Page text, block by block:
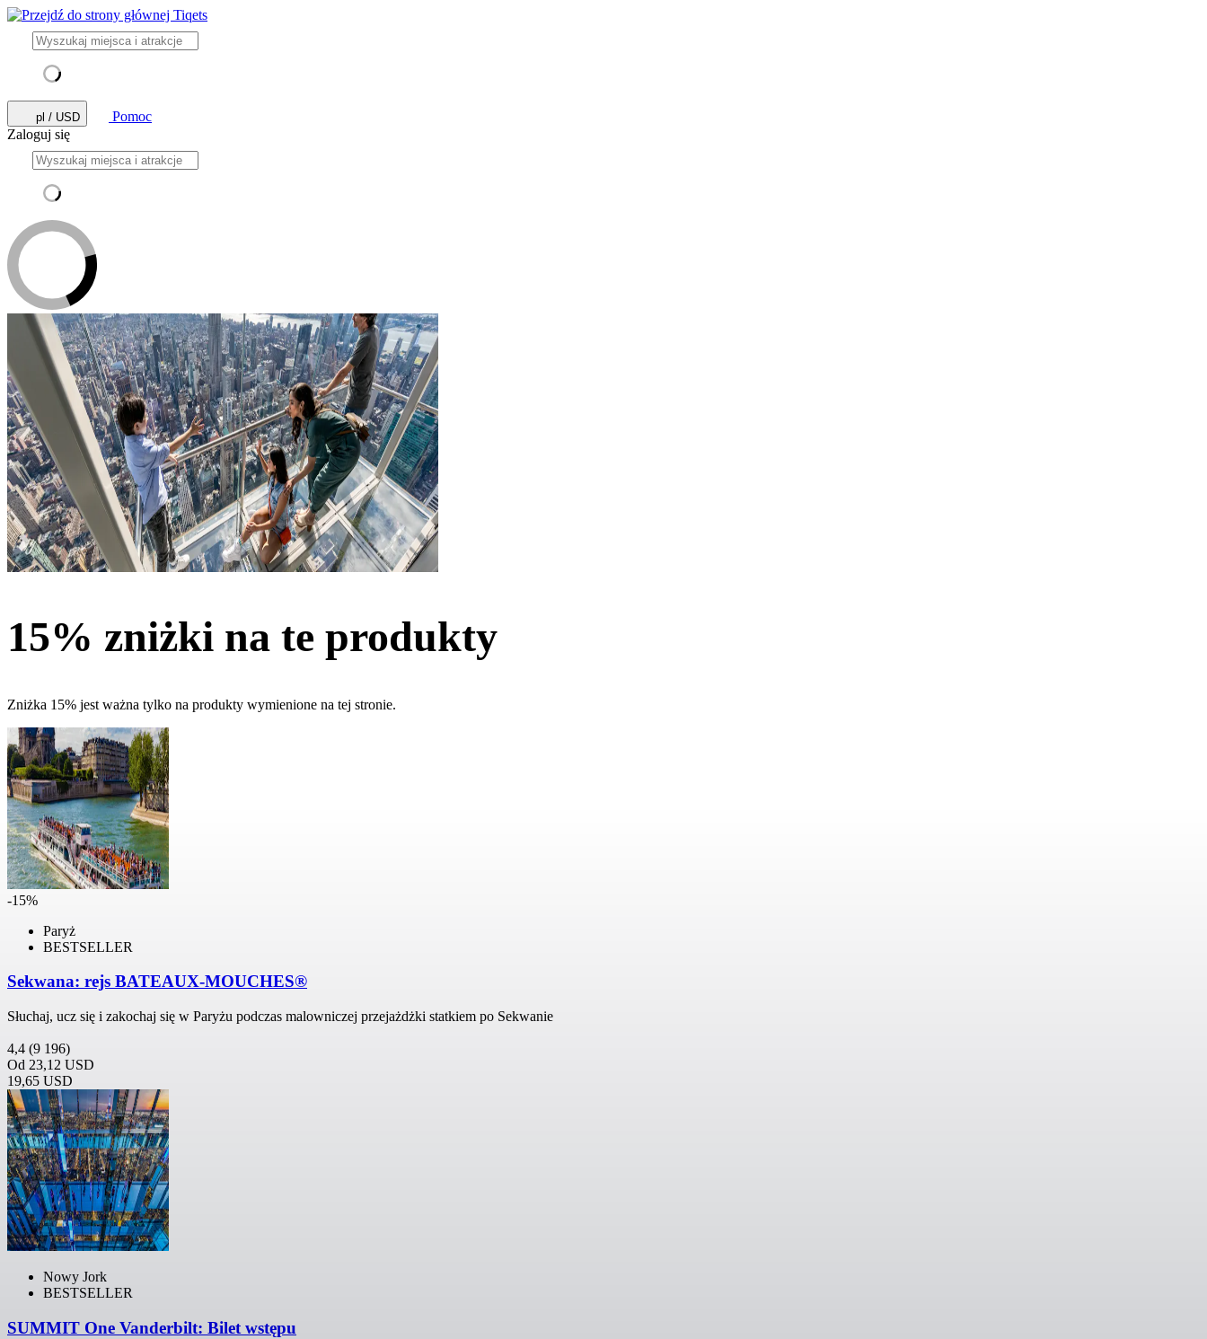
pl / USD
Pomoc
Zaloguj się
15% zniżki na te produkty
Zniżka 15% jest ważna tylko na produkty wymienione na tej stronie.
-15%
Paryż
BESTSELLER
Sekwana: rejs BATEAUX-MOUCHES®
Słuchaj, ucz się i zakochaj się w Paryżu podczas malowniczej przejażdżki statkiem po Sekwanie
4,4 (9 196)
Od 23,12 USD
19,65 USD
Nowy Jork
BESTSELLER
SUMMIT One Vanderbilt: Bilet wstępu